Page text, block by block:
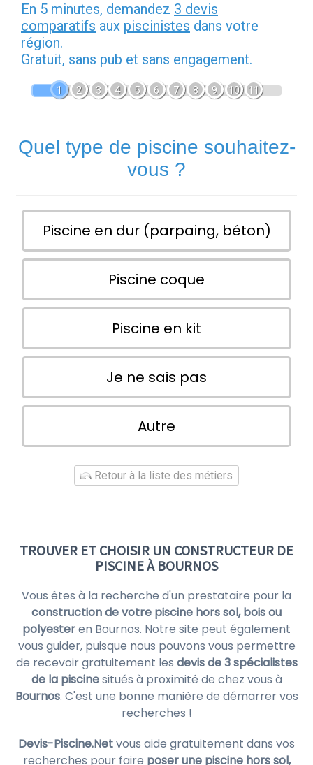
En 5 minutes, demandez 3 devis
comparatifs aux piscinistes dans votre
région.
Gratuit, sans pub et sans engagement.
1 2 3 4 5 6 7 8 9 10 11
Quel type de piscine souhaitez-
vous ?
Piscine en dur (parpaing, béton)
Piscine coque
Piscine en kit
Je ne sais pas
Autre
Retour à la liste des métiers
TROUVER ET CHOISIR UN CONSTRUCTEUR DE
PISCINE À BOURNOS
Vous êtes à la recherche d'un prestataire pour la
construction de votre piscine hors sol, bois ou
polyesteren Bournos. Notre site peut également
vous guider, puisque nous pouvons vous permettre
de recevoir gratuitement les devis de 3 spécialistes
de la piscinesitués à proximité de chez vous à
Bournos. C'est une bonne manière de démarrer vos
recherches !
Devis-Piscine.Netvous aide gratuitement dans vos
recherches pour faire poser une piscine hors sol,